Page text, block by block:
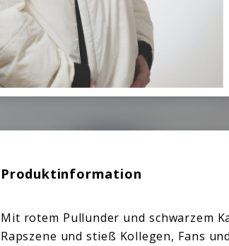
Produktinformation
Mit rotem Pullunder und schwarzem
Rapszene und stieß Kollegen, Fans